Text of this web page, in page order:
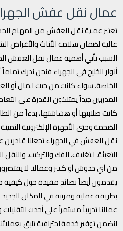
عمال نقل عفش
تعتبر عملية نقل العفش من المهام
عالية لضمان سلامة الأثاث والأغراض
السبب تأتي أهمية عمال نقل العفش
أنوار الخليج في الجهراء فنحن ندرك
الخاصة، سواء كانت من حيث المال أو
المدربين جيداً يمتلكون القدرة على
كانت صلابتها أو هشاشتها، بدءاً من
الضخمة وحتى الأجهزة الإلكترونية
نقل العفش في الجهراء تجعلنا
التعبئة، التغليف، الفك والتركيب،
من أي خدوش أو كسر وعمالنا لا
يقدمون أيضاً نصائح مفيدة حول كيفية
بطريقة عملية ومرتبة في المكان الجديد
عمالنا تدريباً مستمراً على أحدث
لنضمن توفير خدمة احترافية تليق